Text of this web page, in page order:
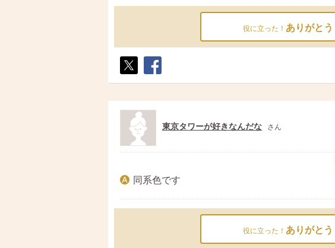
役に立った！ ありがとう
ト
ア
東京タワーが好きなんだな さん
同系色です
役に立った！ ありがとう